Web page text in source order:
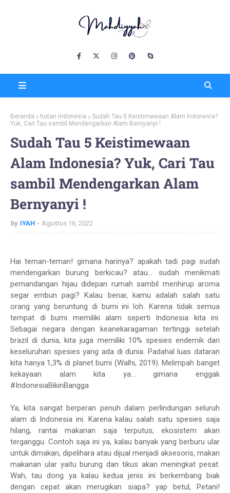
Beranda hutan indonesia
Sudah Tau 5 Keistimewaan Alam Indonesia?
Yuk, Cari Tau sambil Mendengarkan Alam Bernyanyi !
Sudah Tau 5 Keistimewaan
Alam Indonesia? Yuk, Cari Tau
sambil Mendengarkan Alam
Bernyanyi !
by IYAH Agustus 16, 2022
Hai teman-teman! gimana harinya? apakah tadi pagi sudah
mendengarkan burung berkicau? atau... sudah menikmati
pemandangan hijau didepan rumah sambil menhirup aroma
segar embun pagi? Kalau benar, kamu adalah salah satu
orang yang beruntung di bumi ini loh. Karena tidak semua
tempat di bumi memiliki alam seperti Indonesia kita ini.
Sebagai negara dengan keanekaragaman tertinggi setelah
brazil di dunia, kita juga memiliki 10% spesies endemik dari
keseluruhan spesies yang ada di dunia. Padahal luas dataran
kita hanya 1,3% di planet bumi (Walhi, 2019). Melimpah banget
kekayaan alam kita ya... gimana enggak
#IndonesiaBikinBangga
Ya, kita sangat berperan penuh dalam perlindungan seluruh
alam di Indonesia ini. Karena kalau salah satu spesies saja
hilang, rantai makanan saja terputus, ekosistem akan
terganggu. Contoh saja ini ya, kalau banyak yang berburu ular
untuk dimakan, dipelihara atau dijual menjadi aksesoris, makan
makanan ular yaitu burung dan tikus akan meningkat pesat.
Wah, tau dong ya kalau kedua jenis ini berkembang biak
dengan cepat akan merugikan siapa? yap betul, Petani!